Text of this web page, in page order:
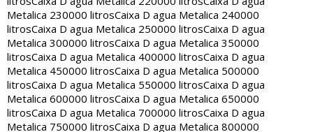
Metalica 230000 litrosCaixa D agua Metalica 240000
litrosCaixa D agua Metalica 250000 litrosCaixa D agua
Metalica 300000 litrosCaixa D agua Metalica 350000
litrosCaixa D agua Metalica 400000 litrosCaixa D agua
Metalica 450000 litrosCaixa D agua Metalica 500000
litrosCaixa D agua Metalica 550000 litrosCaixa D agua
Metalica 600000 litrosCaixa D agua Metalica 650000
litrosCaixa D agua Metalica 700000 litrosCaixa D agua
Metalica 750000 litrosCaixa D agua Metalica 800000